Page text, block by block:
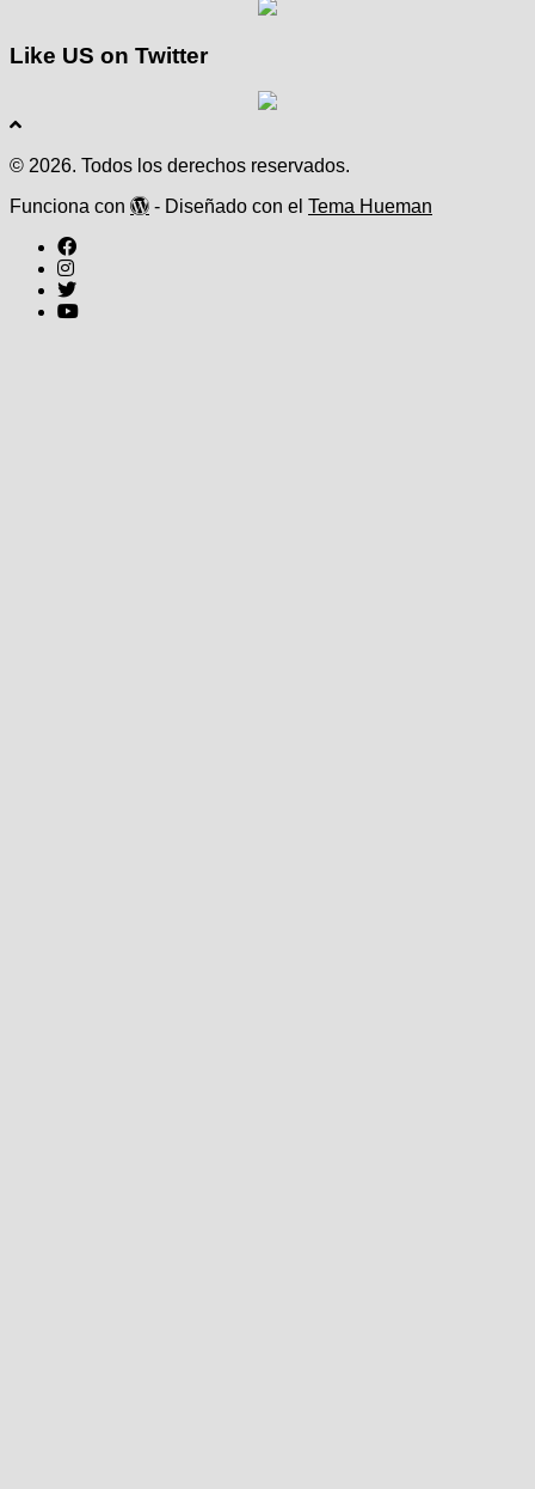
Like US on Twitter
© 2026. Todos los derechos reservados.
Funciona con
- Diseñado con el Tema Hueman